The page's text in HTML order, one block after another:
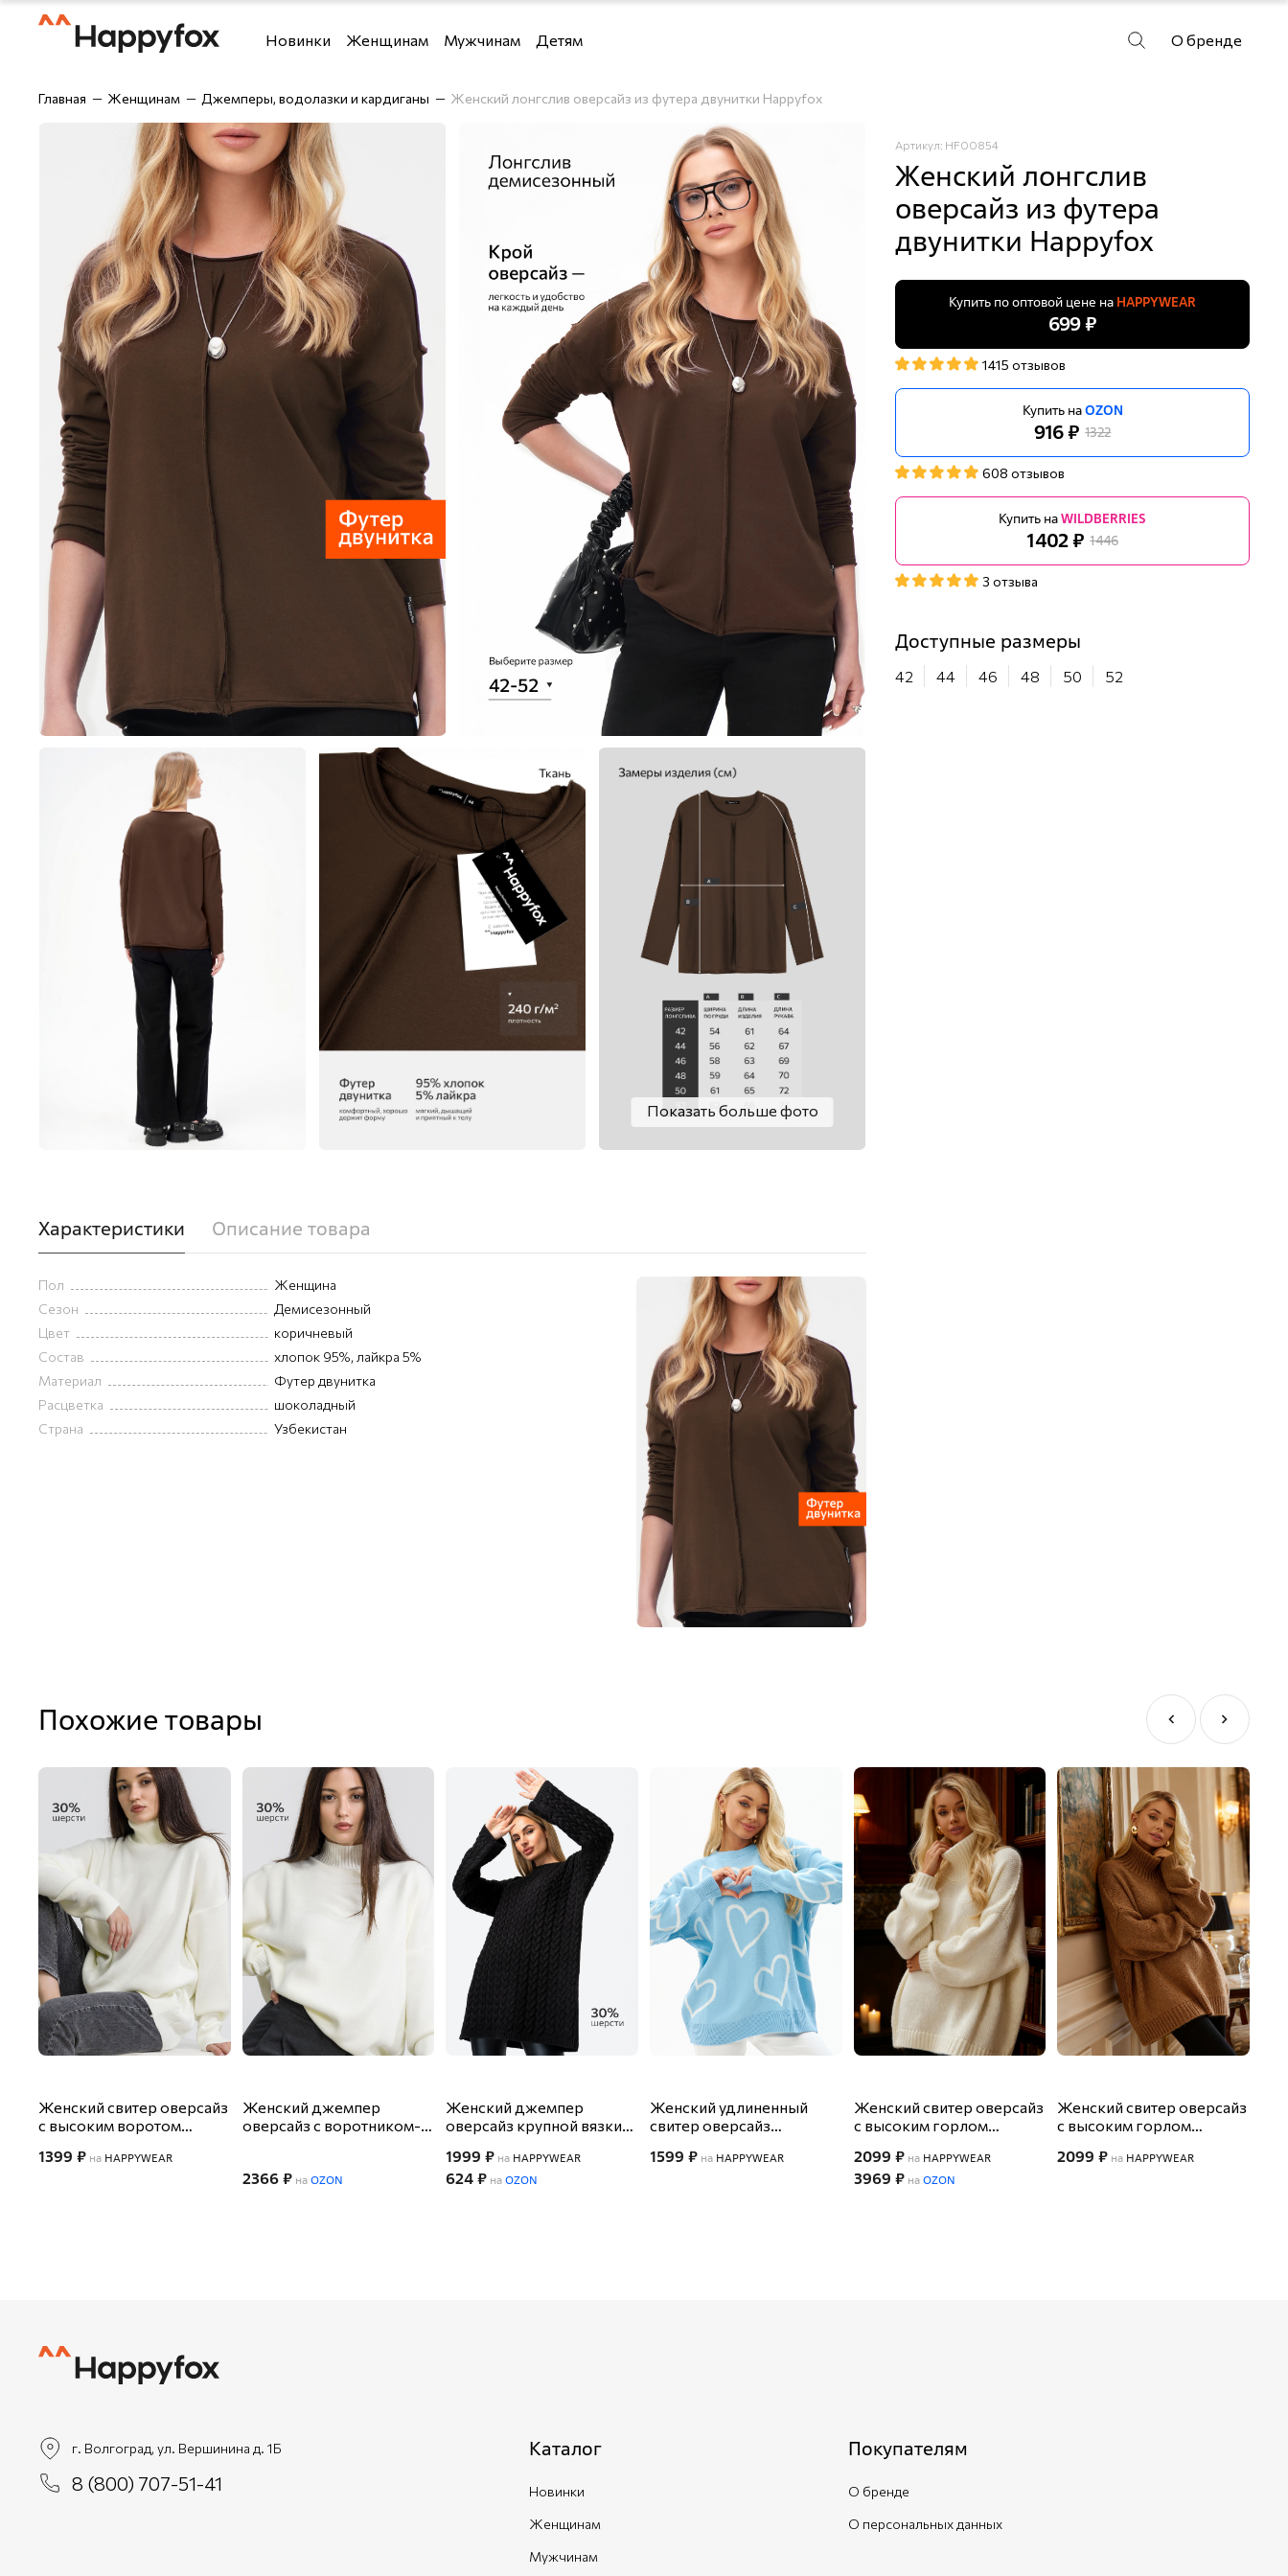
Новинки Женщинам
Костюмы
Брюки
Блузки и рубашки
Верхняя одежда
Джемперы, водолазки и кардиганы
Джинсы
Домашняя одежда
Лонгсливы
Нижнее бельё
Пиджаки, жилеты и жакеты
Толстовки, свитшоты и худи
Мужчинам
Джемперы, водолазки и кардиганы
Лонгсливы
Майки
Нижнее бельё
Одежда для дома
Спортивные костюмы
Толстовки, свитшоты и худи
Детям
Девочкам
О бренде
Главная Женщинам Джемперы, водолазки и кардиганы Женский лонгслив оверсайз из футера двунитки Happyfox
Показать больше фото
Артикул: HF00854
Женский лонгслив
оверсайз из футера
двунитки Happyfox
Купить по оптовой цене на HAPPYWEAR
699 ₽
1415 отзывов
Купить наOZON
916 ₽ 1322
608 отзывов
Купить наWILDBERRIES
1402 ₽ 1446
3 отзыва
Доступные размеры
42 44 46 48 50 52
Характеристики Описание товара
Пол
Женщина
Сезон
Демисезонный
Цвет
коричневый
Состав
хлопок 95%, лайкра 5%
Материал
Футер двунитка
Расцветка
шоколадный
Страна
Узбекистан
Похожие товары
Женский свитер оверсайз
с высоким воротом
1399 ₽ на HAPPYWEAR
Женский джемпер
оверсайз с воротником-
2366 ₽наOZON
Женский джемпер
оверсайз крупной вязки
1999 ₽ на HAPPYWEAR
624 ₽ наOZON
Женский удлиненный
свитер оверсайз
1599 ₽на HAPPYWEAR
Женский свитер оверсайз
с высоким горлом
2099 ₽на HAPPYWEAR
3969 ₽наOZON
Женский свитер оверсайз
с высоким горлом
2099 ₽ на HAPPYWEAR
г. Волгоград, ул. Вершинина д. 1Б
8 (800) 707-51-41
Каталог
Новинки
Женщинам
Мужчинам
Покупателям
О бренде
О персональных данных